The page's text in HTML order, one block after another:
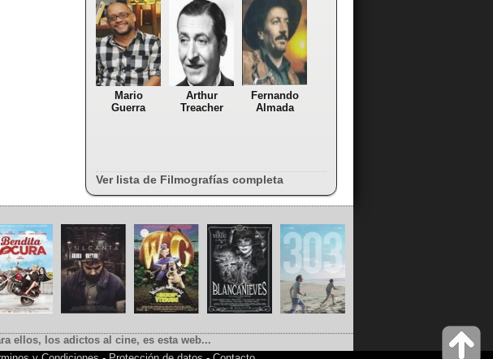
Mario
Guerra
Arthur
Treacher
Fernando
Almada
Ver lista de Filmografías completa
ellos, los adictos al cine, es esta web...